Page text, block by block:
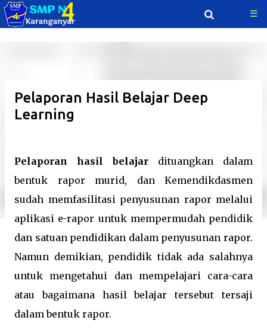
☰
Pelaporan Hasil Belajar Deep
Learning
Pelaporan hasil belajar dituangkan dalam
bentuk rapor murid, dan Kemendikdasmen
sudah memfasilitasi penyusunan rapor melalui
aplikasi e-rapor untuk mempermudah pendidik
dan satuan pendidikan dalam penyusunan rapor.
Namun demikian, pendidik tidak ada salahnya
untuk mengetahui dan mempelajari cara-cara
atau bagaimana hasil belajar tersebut tersaji
dalam bentuk rapor.